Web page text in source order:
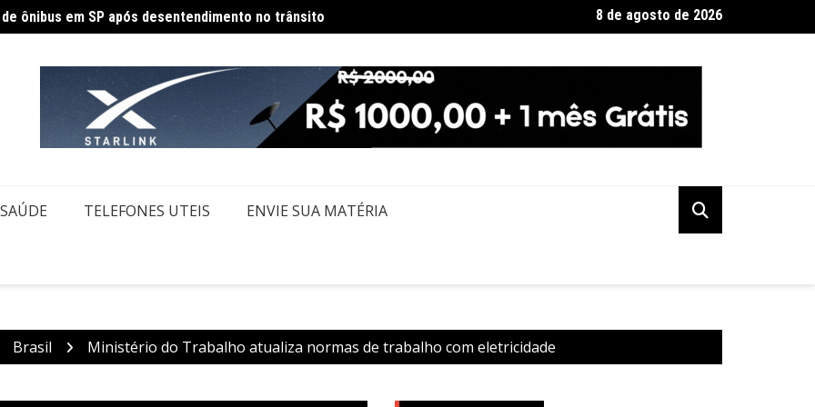
de fim de ano para servidores públicos
Polícia Federal indicia 16 pessoas por queda de avião da Voepass
8 de agosto de 2026
SAÚDE TELEFONES UTEIS ENVIE SUA MATÉRIA
Brasil Ministério do Trabalho atualiza normas de trabalho com eletricidade